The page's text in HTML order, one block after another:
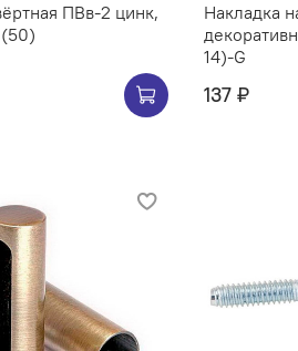
ПВв-2 цинк,
(50)
Накладка
14)-G
137 ₽